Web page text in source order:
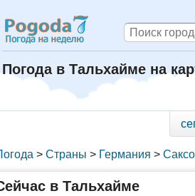
Погода в Тальхайме на
> Страны > Германия >
в Тальхайме